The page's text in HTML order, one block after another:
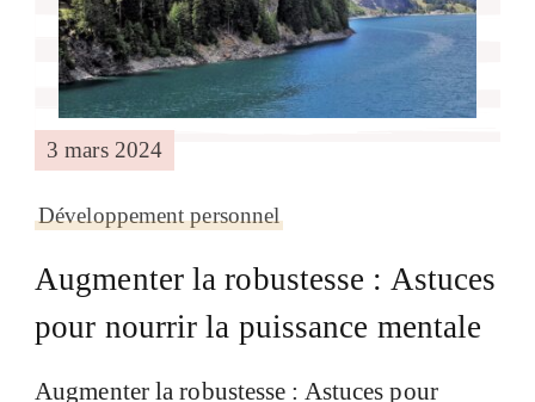
3 mars 2024
Développement personnel
Augmenter la robustesse : Astuces
pour nourrir la puissance mentale
Augmenter la robustesse : Astuces pour